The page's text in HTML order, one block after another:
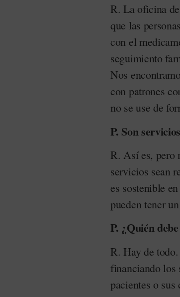
R. La oficina
que las
con el
seguimiento
Nos
con patrones
no se use de
P. Son
R. Así es, pero
servicios sean
es sostenible
pueden tener
P. ¿Quién
R. Hay de
financiando los
pacientes o sus